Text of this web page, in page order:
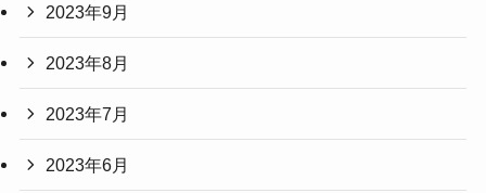
2023年9月
2023年8月
2023年7月
2023年6月